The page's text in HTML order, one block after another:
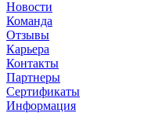
Новости
Команда
Отзывы
Карьера
Контакты
Партнеры
Сертификаты
Информация